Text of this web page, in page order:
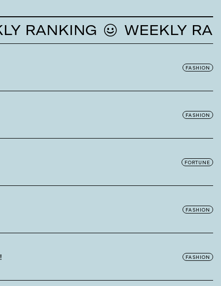
WEEKLY
FASHION
FASHION
FORTUNE
FASHION
！ FASHION